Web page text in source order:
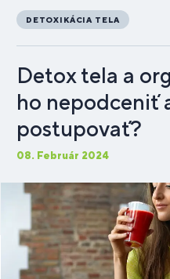
DETOXIKÁCIA TELA
Detox tela a
ho nepodceniť
postupovať?
08. Február 2024